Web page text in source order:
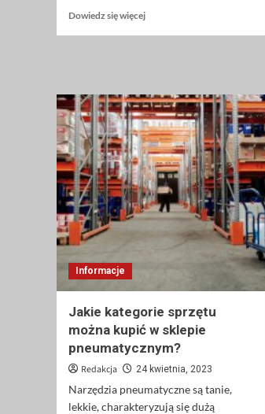
Dowiedz się więcejDowiedz
–
elegancja
w
niskiej
cenie!
Informacje
Jakie kategorie sprzętu
można kupić w sklepie
pneumatycznym?
Redakcja 24 kwietnia, 2023
Narzędzia pneumatyczne są tanie,
lekkie, charakteryzują się dużą